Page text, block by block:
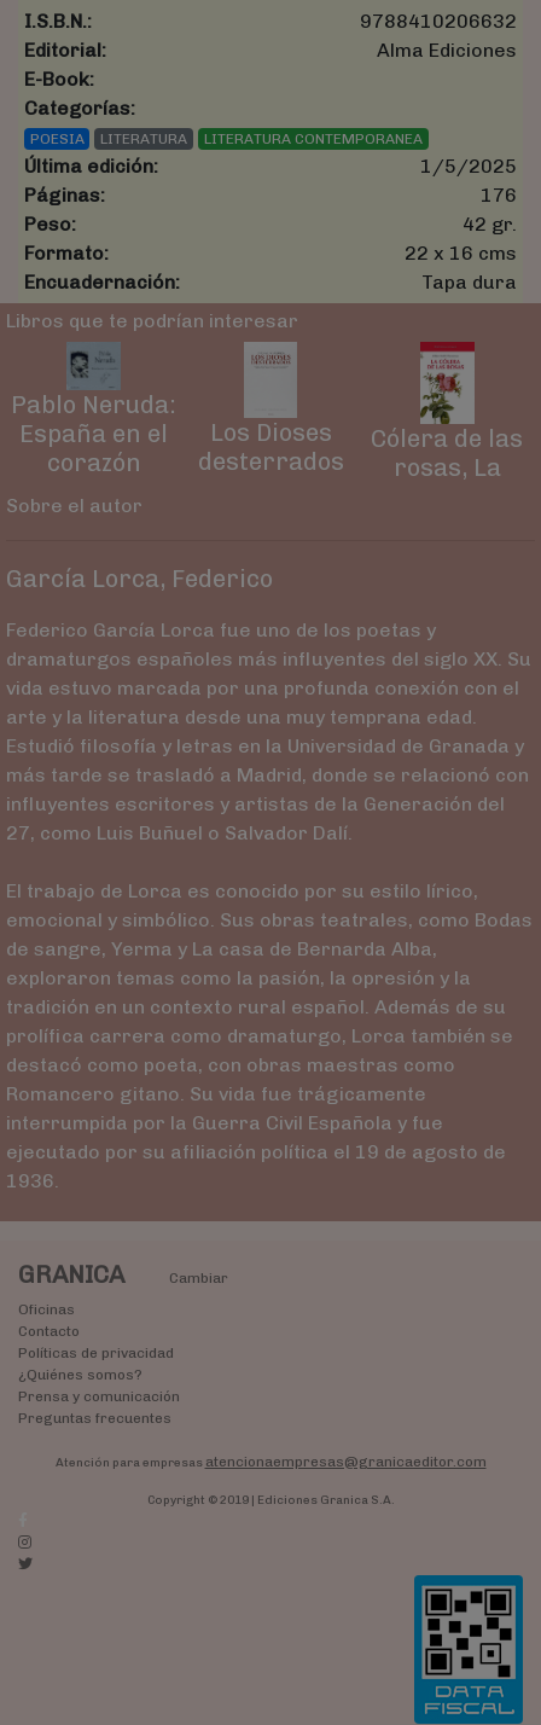
I.S.B.N.:
9788410206632
Editorial:
Alma Ediciones
E-Book:
Categorías:
POESIA LITERATURA LITERATURA CONTEMPORANEA
Última edición:
1/5/2025
Páginas:
176
Peso:
42 gr.
Formato:
22 x 16 cms
Encuadernación:
Tapa dura
Libros que te podrían interesar
Pablo Neruda:
España en el
corazón
Los Dioses
desterrados
Cólera de las
rosas, La
Sobre el autor
García Lorca, Federico
Federico García Lorca fue uno de los poetas y
dramaturgos españoles más influyentes del siglo XX. Su
vida estuvo marcada por una profunda conexión con el
arte y la literatura desde una muy temprana edad.
Estudió filosofía y letras en la Universidad de Granada y
más tarde se trasladó a Madrid, donde se relacionó con
influyentes escritores y artistas de la Generación del
27, como Luis Buñuel o Salvador Dalí.
El trabajo de Lorca es conocido por su estilo lírico,
emocional y simbólico. Sus obras teatrales, como Bodas
de sangre, Yerma y La casa de Bernarda Alba,
exploraron temas como la pasión, la opresión y la
tradición en un contexto rural español. Además de su
prolífica carrera como dramaturgo, Lorca también se
destacó como poeta, con obras maestras como
Romancero gitano. Su vida fue trágicamente
interrumpida por la Guerra Civil Española y fue
ejecutado por su afiliación política el 19 de agosto de
1936.
GRANICA
Cambiar
Oficinas
Contacto
Políticas de privacidad
¿Quiénes somos?
Prensa y comunicación
Preguntas frecuentes
Atención para empresas atencionaempresas@granicaeditor.com
Copyright © 2019 | Ediciones Granica S.A.